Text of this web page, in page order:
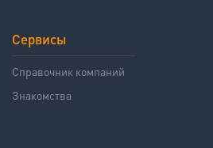
Сервисы
Справочник компаний
Знакомства